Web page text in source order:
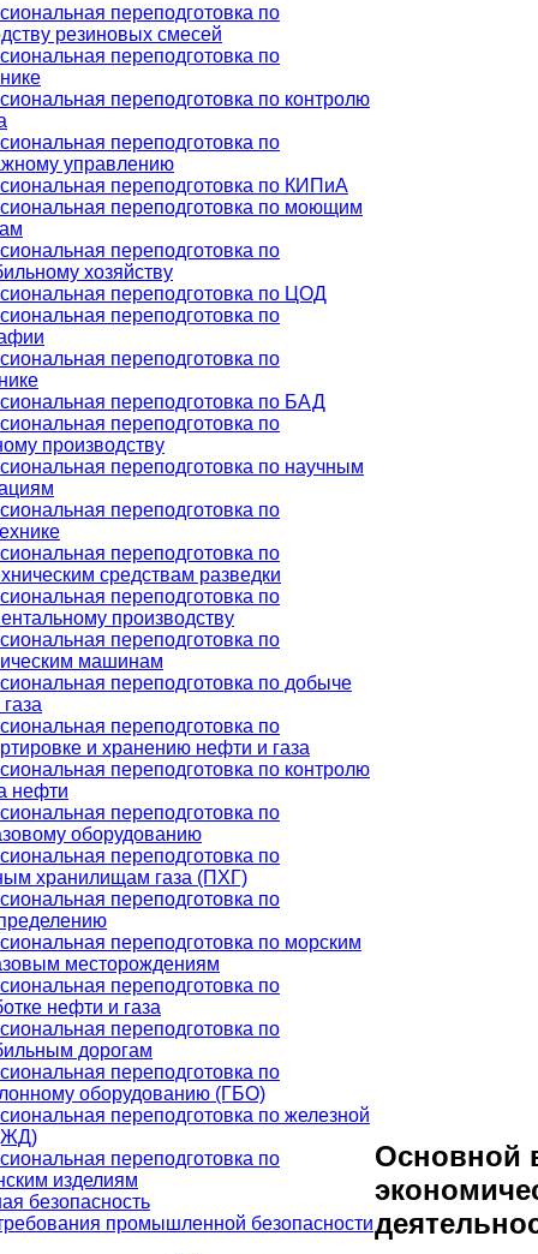
переподготовка по
резиновых смесей
переподготовка по
переподготовка по контролю
переподготовка по
управлению
переподготовка по КИПиА
переподготовка по моющим
переподготовка по
хозяйству
переподготовка по ЦОД
переподготовка по
переподготовка по
переподготовка по БАД
переподготовка по
производству
переподготовка по научным
переподготовка по
переподготовка по
средствам разведки
переподготовка по
производству
переподготовка по
машинам
переподготовка по добыче
переподготовка по
и хранению нефти и газа
переподготовка по контролю
нефти
переподготовка по
оборудованию
переподготовка по
хранилищам газа (ПХГ)
переподготовка по
переподготовка по морским
месторождениям
переподготовка по
нефти и газа
переподготовка по
дорогам
переподготовка по
оборудованию (ГБО)
переподготовка по железной
переподготовка по
изделиям
безопасность
промышленной безопасности
Основной